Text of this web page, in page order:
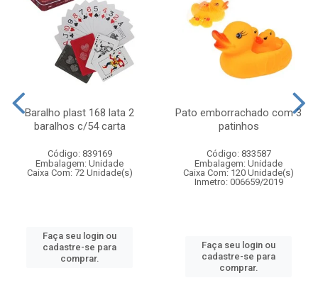
Baralho plast 168 lata 2
baralhos c/54 carta
Código: 839169
Embalagem: Unidade
Caixa Com: 72 Unidade(s)
Faça seu login ou
cadastre-se para
comprar.
Pato emborrachado com 3
patinhos
Código: 833587
Embalagem: Unidade
Caixa Com: 120 Unidade(s)
Inmetro: 006659/2019
Faça seu login ou
cadastre-se para
comprar.